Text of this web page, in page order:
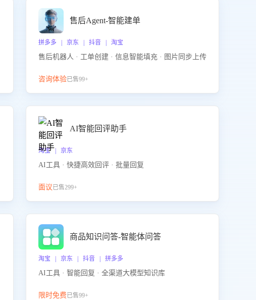
售后Agent-智能建单
拼多多 | 京东 | 抖音 | 淘宝
售后机器人 · 工单创建 · 信息智能填充 · 图片同步上传
咨询体验已售99+
AI智能回评助手
淘宝 | 京东
AI工具 · 快捷高效回评 · 批量回复
面议已售299+
商品知识问答-智能体问答
淘宝 | 京东 | 抖音 | 拼多多
AI工具 · 智能回复 · 全渠道大模型知识库
限时免费已售99+